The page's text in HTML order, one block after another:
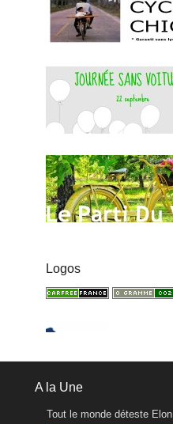
Logos
A la Une
Tout le monde déteste Elon